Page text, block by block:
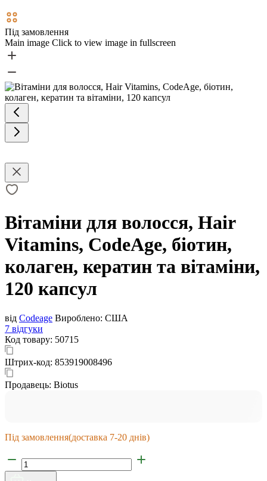
Під замовлення
Main image Click to view image in fullscreen
Вітаміни для волосся, Hair
Vitamins, CodeAge, біотин,
колаген, кератин та вітаміни,
120 капсул
від Codeage Вироблено: США
7 відгуки
Код товару: 50715
Штрих-код: 853919008496
Продавець: Biotus
Під замовлення(доставка 7-20 днів)